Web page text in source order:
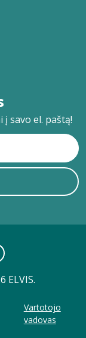
savo el. paštą!
ELVIS.
Vartotojo
vadovas